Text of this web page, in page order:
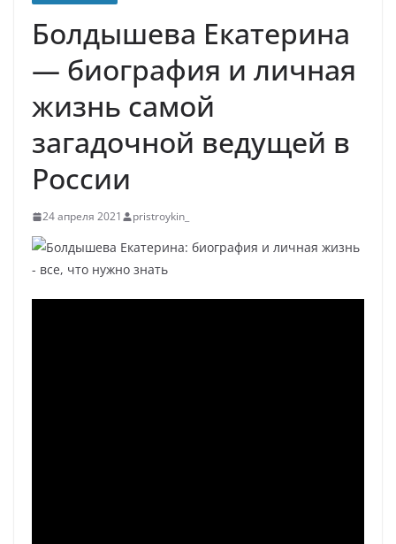
Болдышева Екатерина
— биография и личная
жизнь самой
загадочной ведущей в
России
24 апреля 2021 pristroykin_